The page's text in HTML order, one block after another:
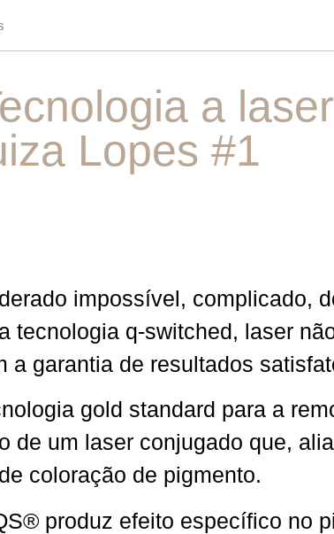
a
Lopes #1
impossível, complicado,
tecnologia q-switched, laser
a garantia de resultados
gold standard para a
de um laser conjugado que,
coloração de pigmento.
produz efeito específico no